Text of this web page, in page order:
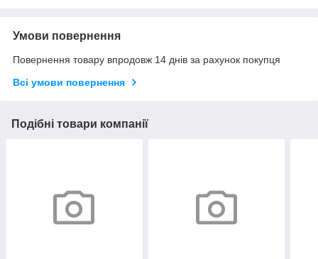
Умови повернення
Повернення товару впродовж 14 днів за рахунок покупця
Всі умови повернення
Подібні товари компанії